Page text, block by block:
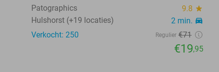
Patographics
9.8 star
Hulshorst (+19 locaties) 2 min. directions_car
Verkocht: 250 Regulier €71
€19,95